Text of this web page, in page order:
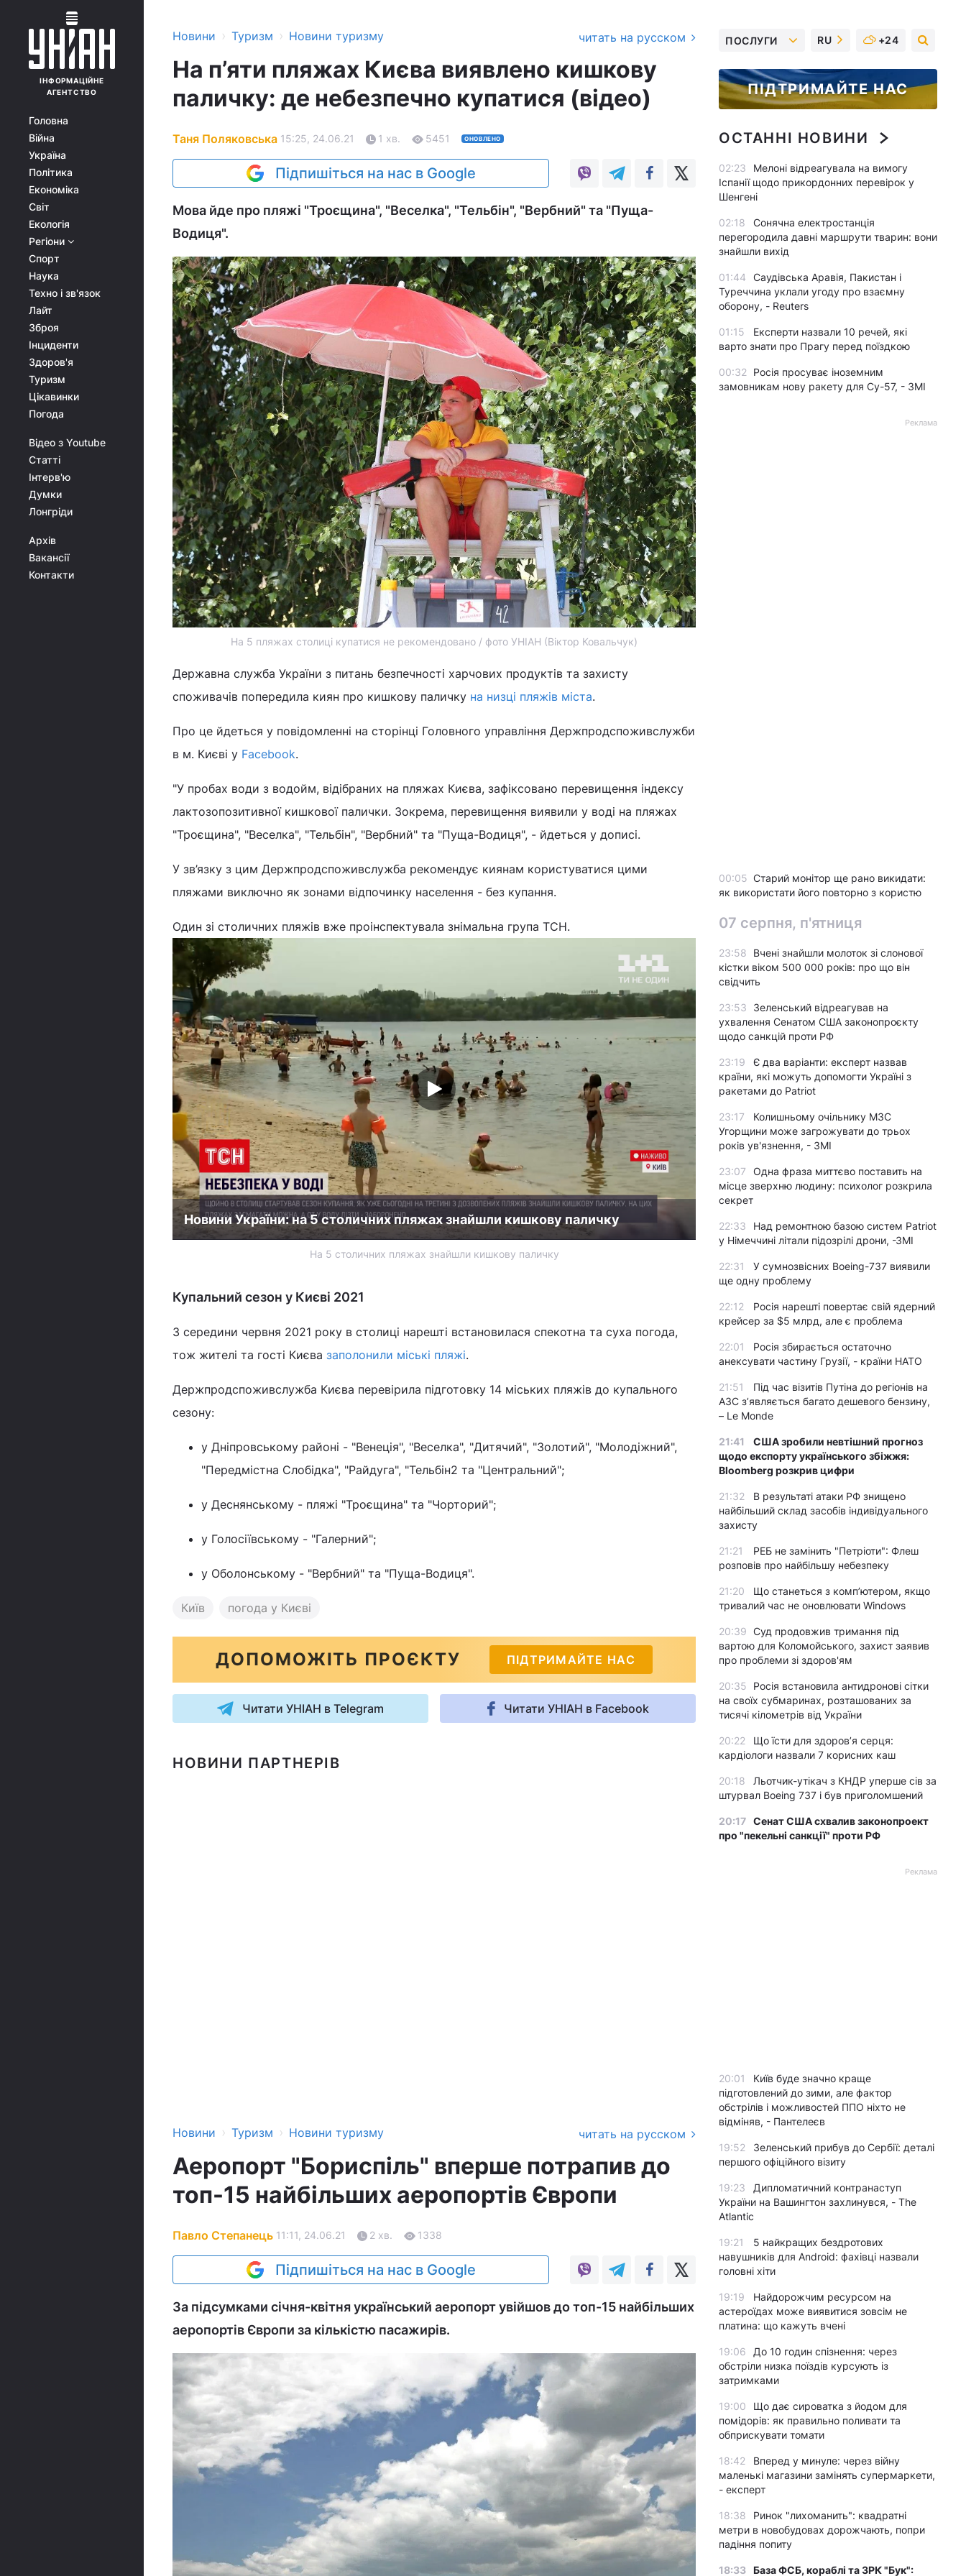
ІНФОРМАЦІЙНЕ
АГЕНТСТВО
Головна
Війна
Україна
Політика
Економіка
Світ
Екологія
Регіони
Спорт
Наука
Техно і зв'язок
Лайт
Зброя
Інциденти
Здоров'я
Туризм
Цікавинки
Погода
Відео з Youtube
Статті
Інтерв'ю
Думки
Лонгріди
Архів
Вакансії
Контакти
Новини › Туризм › Новини туризму читать на русском
На п’яти пляжах Києва виявлено кишкову
паличку: де небезпечно купатися (відео)
Таня Поляковська 15:25, 24.06.21 1 хв. 5451 ОНОВЛЕНО
Підпишіться на нас в Google
Мова йде про пляжі "Троєщина", "Веселка", "Тельбін", "Вербний" та "Пуща-
Водиця".
На 5 пляжах столиці купатися не рекомендовано / фото УНІАН (Віктор Ковальчук)
Державна служба України з питань безпечності харчових продуктів та захисту
споживачів попередила киян про кишкову паличку на низці пляжів міста.
Про це йдеться у повідомленні на сторінці Головного управління Держпродспоживслужби
в м. Києві у Facebook.
"У пробах води з водойм, відібраних на пляжах Києва, зафіксовано перевищення індексу
лактозопозитивної кишкової палички. Зокрема, перевищення виявили у воді на пляжах
"Троєщина", "Веселка", "Тельбін", "Вербний" та "Пуща-Водиця", - йдеться у дописі.
У зв’язку з цим Держпродспоживслужба рекомендує киянам користуватися цими
пляжами виключно як зонами відпочинку населення - без купання.
Один зі столичних пляжів вже проінспектувала знімальна група ТСН.
Новини України: на 5 столичних пляжах знайшли кишкову паличку
На 5 столичних пляжах знайшли кишкову паличку
Купальний сезон у Києві 2021
З середини червня 2021 року в столиці нарешті встановилася спекотна та суха погода,
тож жителі та гості Києва заполонили міські пляжі.
Держпродспоживслужба Києва перевірила підготовку 14 міських пляжів до купального
сезону:
у Дніпровському районі - "Венеція", "Веселка", "Дитячий", "Золотий", "Молодіжний",
"Передмістна Слобідка", "Райдуга", "Тельбін2 та "Центральний";
у Деснянському - пляжі "Троєщина" та "Чорторий";
у Голосіївському - "Галерний";
у Оболонському - "Вербний" та "Пуща-Водиця".
Київ погода у Києві
ДОПОМОЖІТЬ ПРОЄКТУ ПІДТРИМАЙТЕ НАС
Читати УНІАН в Telegram Читати УНІАН в Facebook
НОВИНИ ПАРТНЕРІВ
Новини › Туризм › Новини туризму читать на русском
Аеропорт "Бориспіль" вперше потрапив до
топ-15 найбільших аеропортів Європи
Павло Степанець 11:11, 24.06.21 2 хв. 1338
Підпишіться на нас в Google
За підсумками січня-квітня український аеропорт увійшов до топ-15 найбільших
аеропортів Європи за кількістю пасажирів.
ПОСЛУГИ RU +24
ПІДТРИМАЙТЕ НАС
ОСТАННІ НОВИНИ
02:23
Мелоні відреагувала на вимогу
Іспанії щодо прикордонних перевірок у
Шенгені
02:18
Сонячна електростанція
перегородила давні маршрути тварин: вони
знайшли вихід
01:44
Саудівська Аравія, Пакистан і
Туреччина уклали угоду про взаємну
оборону, - Reuters
01:15
Експерти назвали 10 речей, які
варто знати про Прагу перед поїздкою
00:32
Росія просуває іноземним
замовникам нову ракету для Су-57, - ЗМІ
Реклама
00:05 Старий монітор ще рано викидати:
як використати його повторно з користю
07 серпня, п'ятниця
23:58
Вчені знайшли молоток зі слонової
кістки віком 500 000 років: про що він
свідчить
23:53
Зеленський відреагував на
ухвалення Сенатом США законопроєкту
щодо санкцій проти РФ
23:19
Є два варіанти: експерт назвав
країни, які можуть допомогти Україні з
ракетами до Patriot
23:17
Колишньому очільнику МЗС
Угорщини може загрожувати до трьох
років ув'язнення, - ЗМІ
23:07
Одна фраза миттєво поставить на
місце зверхню людину: психолог розкрила
секрет
22:33
Над ремонтною базою систем Patriot
у Німеччині літали підозрілі дрони, -ЗМІ
22:31
У сумнозвісних Boeing-737 виявили
ще одну проблему
22:12
Росія нарешті повертає свій ядерний
крейсер за $5 млрд, але є проблема
22:01
Росія збирається остаточно
анексувати частину Грузії, - країни НАТО
21:51
Під час візитів Путіна до регіонів на
АЗС з’являється багато дешевого бензину,
– Le Monde
21:41
США зробили невтішний прогноз
щодо експорту українського збіжжя:
Bloomberg розкрив цифри
21:32
В результаті атаки РФ знищено
найбільший склад засобів індивідуального
захисту
21:21
РЕБ не замінить "Петріоти": Флеш
розповів про найбільшу небезпеку
21:20
Що станеться з комп’ютером, якщо
тривалий час не оновлювати Windows
20:39 Суд продовжив тримання під
вартою для Коломойського, захист заявив
про проблеми зі здоров'ям
20:35
Росія встановила антидронові сітки
на своїх субмаринах, розташованих за
тисячі кілометрів від України
20:22
Що їсти для здоров’я серця:
кардіологи назвали 7 корисних каш
20:18
Льотчик-утікач з КНДР уперше сів за
штурвал Boeing 737 і був приголомшений
20:17 Сенат США схвалив законопроект
про "пекельні санкції" проти РФ
Реклама
20:01
Київ буде значно краще
підготовлений до зими, але фактор
обстрілів і можливостей ППО ніхто не
відміняв, - Пантелеєв
19:52
Зеленський прибув до Сербії: деталі
першого офіційного візиту
19:23
Дипломатичний контранаступ
України на Вашингтон захлинувся, - The
Atlantic
19:21
5 найкращих бездротових
навушників для Android: фахівці назвали
головні хіти
19:19
Найдорожчим ресурсом на
астероїдах може виявитися зовсім не
платина: що кажуть вчені
19:06
До 10 годин спізнення: через
обстріли низка поїздів курсують із
затримками
19:00
Що дає сироватка з йодом для
помідорів: як правильно поливати та
обприскувати томати
18:42
Вперед у минуле: через війну
маленькі магазини замінять супермаркети,
- експерт
18:38
Ринок "лихоманить": квадратні
метри в новобудовах дорожчають, попри
падіння попиту
18:33 База ФСБ, кораблі та ЗРК "Бук":